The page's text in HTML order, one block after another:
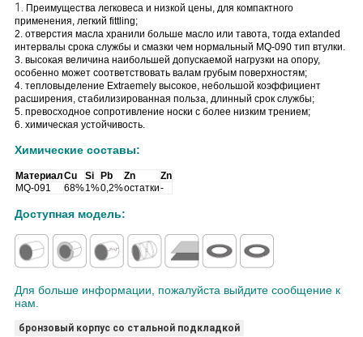
1. Преимущества легковеса и низкой цены, для компактного
применения, легкий fittling;
2. отверстия масла хранили больше масло или тавота, тогда extanded
интервалы срока службы и смазки чем нормальный MQ-090 тип втулки.
3. высокая величина наибольшей допускаемой нагрузки на опору,
особенно может соответствовать валам грубым поверхностям;
4. тепловыделение Extraemely высокое, небольшой коэффициент
расширения, стабилизированная польза, длинный срок службы;
5. превосходное сопротивление носки с более низким трением;
6. химическая устойчивость.
Химические составы:
МатериалCu Si Pb Zn
Zn
MQ-091
68%1%0,2%остатки-
Доступная модель:
Для больше информации, пожалуйста выйдите сообщение к
нам.
бронзовый корпус со стальной подкладкой